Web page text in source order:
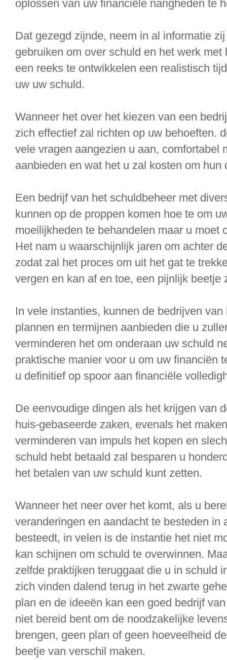
oplossen van uw financiële narigheden te
Dat gezegd zijnde, neem in al informatie
gebruiken om over schuld en het werk
een reeks te ontwikkelen een realistisch
uw uw schuld.
Wanneer het over het kiezen van een
zich effectief zal richten op uw behoeften.
vele vragen aangezien u aan, comfortabel
aanbieden en wat het u zal kosten om hun
Een bedrijf van het schuldbeheer met
kunnen op de proppen komen hoe te om
moeilijkheden te behandelen maar u moet
Het nam u waarschijnlijk jaren om achter
zodat zal het proces om uit het gat te
vergen en kan af en toe, een pijnlijk beetje
In vele instanties, kunnen de bedrijven
plannen en termijnen aanbieden die u
verminderen het om onderaan uw schuld
praktische manier voor u om uw financiën
u definitief op spoor aan financiële
De eenvoudige dingen als het krijgen van
huis-gebaseerde zaken, evenals het
verminderen van impuls het kopen en
schuld hebt betaald zal besparen u
het betalen van uw schuld kunt zetten.
Wanneer het neer over het komt, als u
veranderingen en aandacht te besteden in
besteedt, in velen is de instantie het niet
kan schijnen om schuld te overwinnen.
zelfde praktijken teruggaat die u in schuld
zich vinden dalend terug in het zwarte
plan en de ideeën kan een goed bedrijf
niet bereid bent om de noodzakelijke
brengen, geen plan of geen hoeveelheid
beetje van verschil maken.